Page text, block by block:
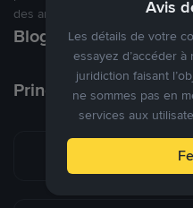
des annonces commerciales
Blog P2P
Principaux modes de
Avis
Les détails de votre
essayez d’accéder
juridiction faisant
ne sommes pas en
services aux